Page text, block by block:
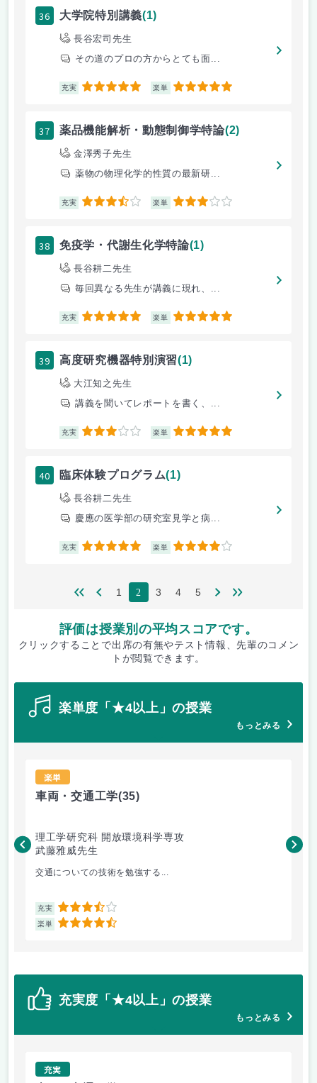
36 大学院特別講義(1)
長谷宏司先生
その道のプロの方からとても面...
充実 5 楽単 5
37 薬品機能解析・動態制御学特論(2)
金澤秀子先生
薬物の物理化学的性質の最新研...
充実 3.5 楽単 3
38 免疫学・代謝生化学特論(1)
長谷耕二先生
毎回異なる先生が講義に現れ、...
充実 5 楽単 5
39 高度研究機器特別演習(1)
大江知之先生
講義を聞いてレポートを書く、...
充実 3 楽単 5
40 臨床体験プログラム(1)
長谷耕二先生
慶應の医学部の研究室見学と病...
充実 5 楽単 4
1 2 3 4 5
評価は授業別の平均スコアです。
クリックすることで出席の有無やテスト情報、先輩のコメン
トが閲覧できます。
楽単度「★4以上」の授業
もっとみる
楽単
車両・交通工学(35)
理工学研究科 開放環境科学専攻
武藤雅威先生
交通についての技術を勉強する...
充実 3.5
楽単 4.5
小
充実度「★4以上」の授業
もっとみる
充実